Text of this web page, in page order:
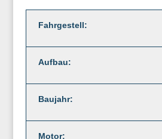
Fahrgestell:
Aufbau:
Baujahr:
Motor: